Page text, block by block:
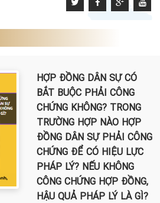
HỢP ĐỒNG DÂN SỰ CÓ
BẮT BUỘC PHẢI CÔNG
CHỨNG KHÔNG? TRONG
TRƯỜNG HỢP NÀO HỢP
ĐỒNG DÂN SỰ PHẢI CÔNG
CHỨNG ĐỂ CÓ HIỆU LỰC
PHÁP LÝ? NẾU KHÔNG
CÔNG CHỨNG HỢP ĐỒNG,
HẬU QUẢ PHÁP LÝ LÀ GÌ?